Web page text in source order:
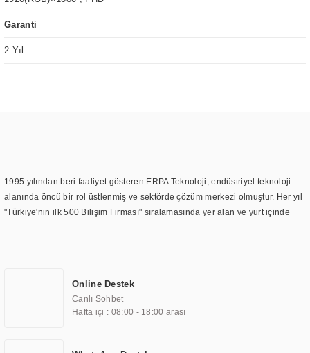
Garanti
2 Yıl
1995 yılından beri faaliyet gösteren ERPA Teknoloji, endüstriyel teknoloji
alanında öncü bir rol üstlenmiş ve sektörde çözüm merkezi olmuştur. Her yıl
"Türkiye'nin ilk 500 Bilişim Firması" sıralamasında yer alan ve yurt içinde
TOCHI markası altında kendi ürettiği ürünlerde kullanmıştır. Günümüzde
TOCHI; videowall, digital signage, kiosk, totem, akıllı durak ekranı, araç içi
ekran, asansör ekranı, digital menüboard, marin ekran, medikal ekran,
ekranları, endüstriyel ekranlar, kapı önü bilgi ekranları, panel PC,
Online Destek
Canlı Sohbet
Hafta içi : 08:00 - 18:00 arası